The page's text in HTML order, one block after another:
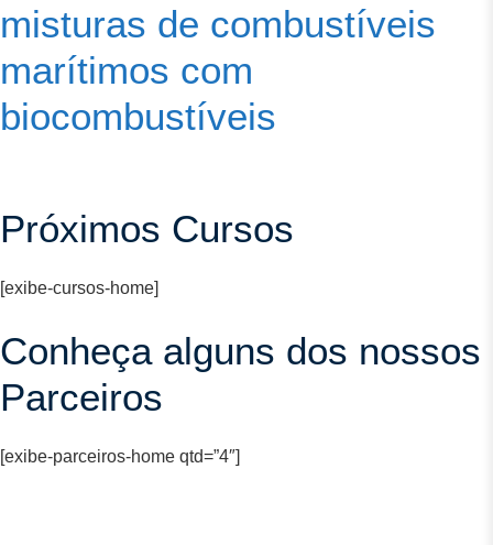
misturas de combustíveis
marítimos com
biocombustíveis
Próximos Cursos
[exibe-cursos-home]
Conheça alguns dos nossos
Parceiros
[exibe-parceiros-home qtd=”4″]